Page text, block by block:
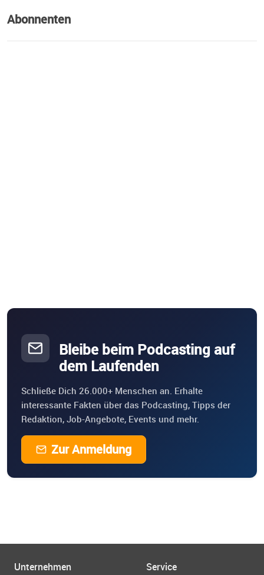
Abonnenten
Bleibe beim Podcasting auf
dem Laufenden
Schließe Dich 26.000+ Menschen an. Erhalte
interessante Fakten über das Podcasting, Tipps der
Redaktion, Job-Angebote, Events und mehr.
Zur Anmeldung
Unternehmen Service